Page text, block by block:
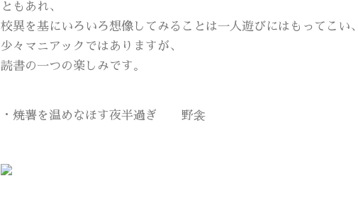
ともあれ、
校異を基にいろいろ想像してみることは一人遊びにはもってこい、
少々マニアックではありますが、
読書の一つの楽しみです。
・焼薯を温めなほす夜半過ぎ 野衾